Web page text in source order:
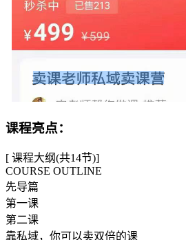
课程亮点：
[ 课程大纲(共14节)]
COURSE OUTLINE
先导篇
第一课
第二课
靠私域，你可以卖双倍的课